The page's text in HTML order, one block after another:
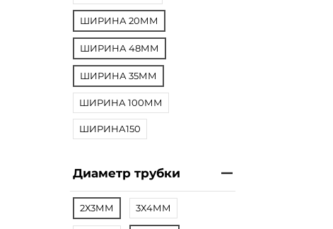
ШИРИНА 20ММ
ШИРИНА 48ММ
ШИРИНА 35ММ
ШИРИНА 100ММ
ШИРИНА150
Диаметр трубки
2Х3ММ 3Х4ММ